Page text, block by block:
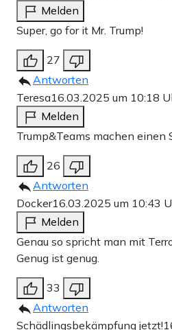
Melden
Super, go for it Mr. Trump!
27
Antworten
Teresa16.03.2025 um 10:18
Melden
Trump&Teams machen einen
26
Antworten
Docker16.03.2025 um 10:43
Melden
Genau so spricht man mit
Genug ist genug.
33
Antworten
Schädlingsbekämpfung jetzt!